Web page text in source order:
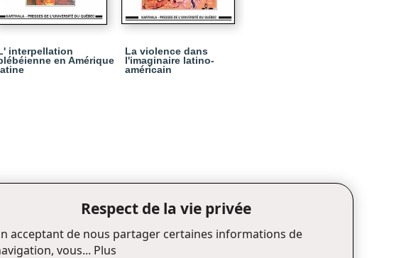
interpellation
en Amérique
La violence dans
l'imaginaire latino-
américain
Respect de la vie privée
acceptant de nous partager certaines informations de
vous... Plus